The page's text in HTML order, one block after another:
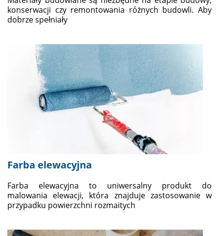
konserwacji czy remontowania różnych budowli. Aby
dobrze spełniały
Farba elewacyjna
Farba elewacyjna to uniwersalny produkt do
malowania elewacji, która znajduje zastosowanie w
przypadku powierzchni rozmaitych